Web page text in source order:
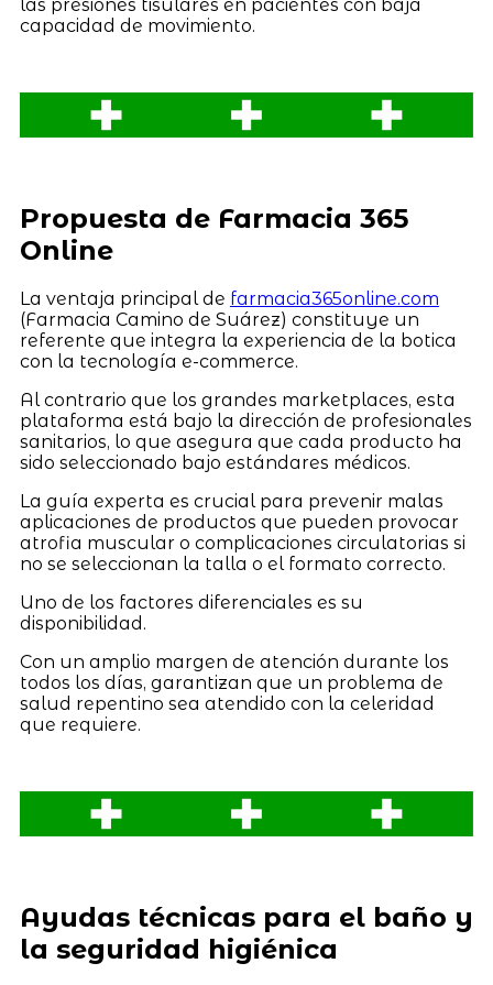
las presiones tisulares en pacientes con baja
capacidad de movimiento.
Propuesta de Farmacia 365
Online
La ventaja principal de farmacia365online.com
(Farmacia Camino de Suárez) constituye un
referente que integra la experiencia de la botica
con la tecnología e-commerce.
Al contrario que los grandes marketplaces, esta
plataforma está bajo la dirección de profesionales
sanitarios, lo que asegura que cada producto ha
sido seleccionado bajo estándares médicos.
La guía experta es crucial para prevenir malas
aplicaciones de productos que pueden provocar
atrofia muscular o complicaciones circulatorias si
no se seleccionan la talla o el formato correcto.
Uno de los factores diferenciales es su
disponibilidad.
Con un amplio margen de atención durante los
todos los días, garantizan que un problema de
salud repentino sea atendido con la celeridad
que requiere.
Ayudas técnicas para el baño y
la seguridad higiénica